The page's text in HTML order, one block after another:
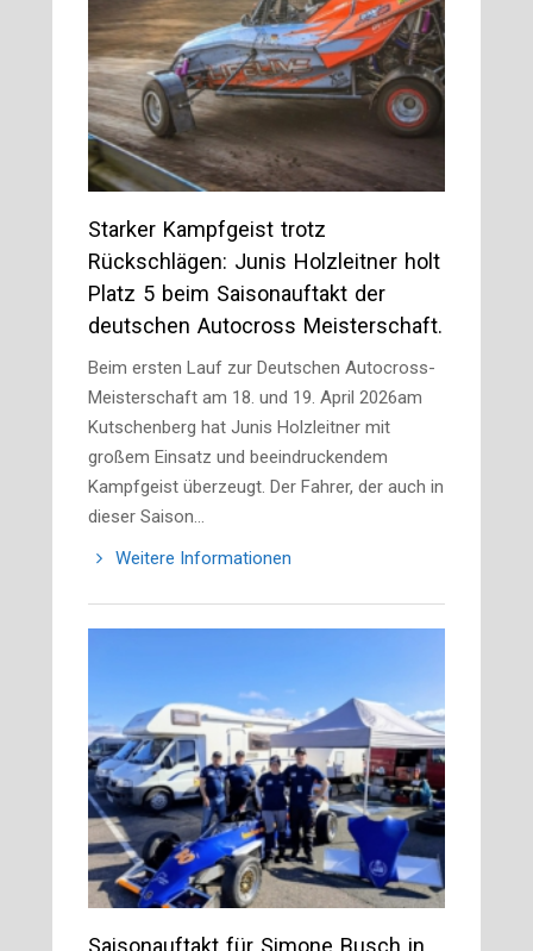
Starker Kampfgeist trotz
Rückschlägen: Junis Holzleitner holt
Platz 5 beim Saisonauftakt der
deutschen Autocross Meisterschaft.
Beim ersten Lauf zur Deutschen Autocross-
Meisterschaft am 18. und 19. April 2026am
Kutschenberg hat Junis Holzleitner mit
großem Einsatz und beeindruckendem
Kampfgeist überzeugt. Der Fahrer, der auch in
dieser Saison…
Weitere Informationen
Saisonauftakt für Simone Busch in